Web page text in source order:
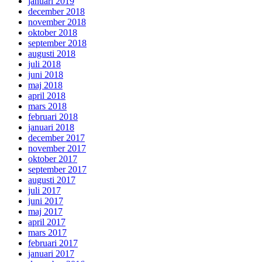
december 2018
november 2018
oktober 2018
september 2018
augusti 2018
juli 2018
juni 2018
maj 2018
april 2018
mars 2018
februari 2018
januari 2018
december 2017
november 2017
oktober 2017
september 2017
augusti 2017
juli 2017
juni 2017
maj 2017
april 2017
mars 2017
februari 2017
januari 2017